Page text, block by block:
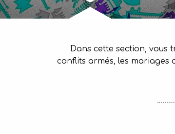
Dans cette section, vous
conflits armés, les mariages